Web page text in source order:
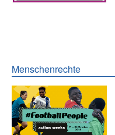
Menschenrechte